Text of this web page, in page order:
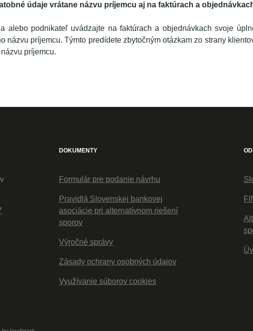
údaje vrátane názvu príjemcu aj na faktúrach a
alebo podnikateľ uvádzajte na faktúrach a objednávkach svoje
názvu príjemcu. Týmto predídete zbytočným otázkam zo strany
príjemcu.
DOKUMENTY
Formulár pre podanie návrhu
Pravidlá Slovenskej bankovej
asociácie pri alternatívnom riešení
sporov
Výročné správy
Zásady ochrany osobných údajov
Využívanie súborov cookies